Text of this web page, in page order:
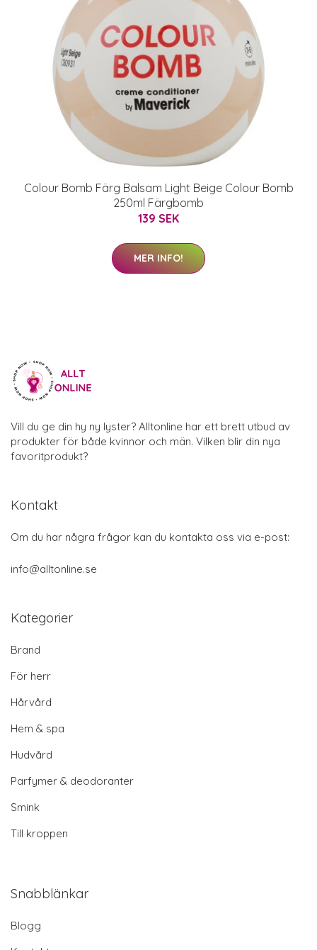
Colour Bomb Färg Balsam Light Beige Colour Bomb
250ml Färgbomb
139 SEK
MER INFO!
Vill du ge din hy ny lyster? Alltonline har ett brett utbud av
produkter för både kvinnor och män. Vilken blir din nya
favoritprodukt?
Kontakt
Om du har några frågor kan du kontakta oss via e-post:
info@alltonline.se
Kategorier
Brand
För herr
Hårvård
Hem & spa
Hudvård
Parfymer & deodoranter
Smink
Till kroppen
Snabblänkar
Blogg